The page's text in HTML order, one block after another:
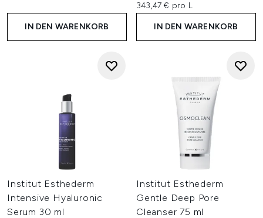
IN DEN WARENKORB
343,47 € pro L
IN DEN WARENKORB
Institut Esthederm
Intensive Hyaluronic
Serum 30 ml
Institut Esthederm
Gentle Deep Pore
Cleanser 75 ml